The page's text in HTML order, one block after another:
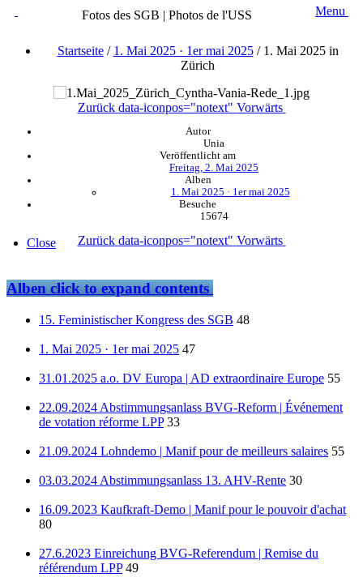
Fotos des SGB | Photos de l'USS Menu
Startseite/ 1. Mai 2025 · 1er mai 2025/ 1. Mai 2025 in
Zürich
Zurück data-iconpos="notext" Vorwärts
Autor
Unia
Veröffentlicht am
Freitag, 2. Mai 2025
Alben
1. Mai 2025 · 1er mai 2025
Besuche
15674
Zurück data-iconpos="notext" Vorwärts
Close
Albenclick to expand contents
15. Feministischer Kongress des SGB 48
1. Mai 2025 · 1er mai 2025 47
31.01.2025 a.o. DV Europa | AD extraordinaire Europe 55
22.09.2024 Abstimmungsanlass BVG-Reform | Événement
de votation réforme LPP 33
21.09.2024 Lohndemo | Manif pour de meilleurs salaires 55
03.03.2024 Abstimmungsanlass 13. AHV-Rente 30
16.09.2023 Kaufkraft-Demo | Manif pour le pouvoir d'achat
80
27.6.2023 Einreichung BVG-Referendum | Remise du
référendum LPP 49